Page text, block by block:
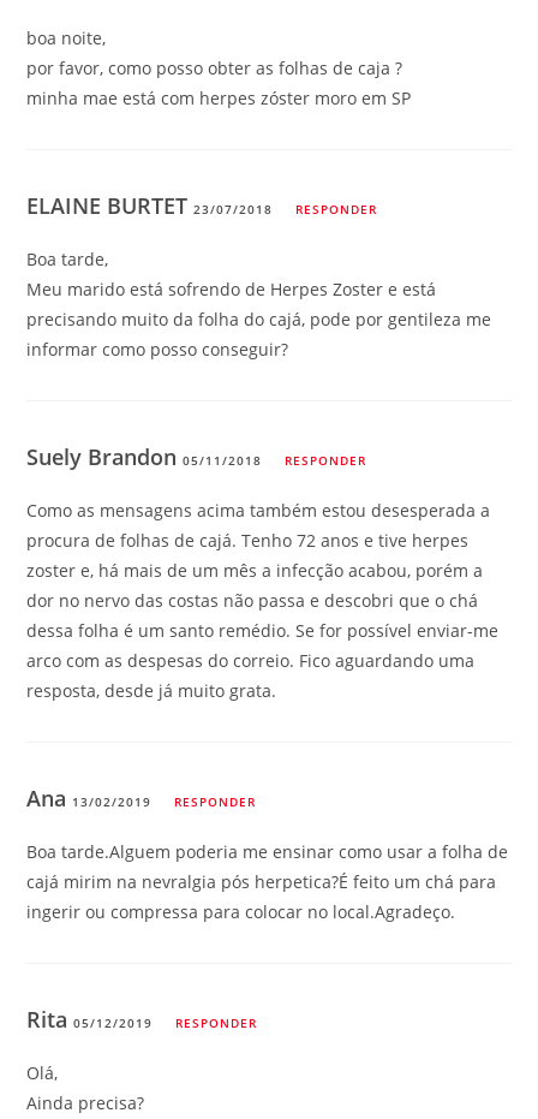
boa noite,
por favor, como posso obter as folhas de caja ?
minha mae está com herpes zóster moro em SP
ELAINE BURTET23/07/2018 RESPONDER
Boa tarde,
Meu marido está sofrendo de Herpes Zoster e está
precisando muito da folha do cajá, pode por gentileza me
informar como posso conseguir?
Suely Brandon05/11/2018 RESPONDER
Como as mensagens acima também estou desesperada a
procura de folhas de cajá. Tenho 72 anos e tive herpes
zoster e, há mais de um mês a infecção acabou, porém a
dor no nervo das costas não passa e descobri que o chá
dessa folha é um santo remédio. Se for possível enviar-me
arco com as despesas do correio. Fico aguardando uma
resposta, desde já muito grata.
Ana 13/02/2019 RESPONDER
Boa tarde.Alguem poderia me ensinar como usar a folha de
cajá mirim na nevralgia pós herpetica?É feito um chá para
ingerir ou compressa para colocar no local.Agradeço.
Rita05/12/2019 RESPONDER
Olá,
Ainda precisa?